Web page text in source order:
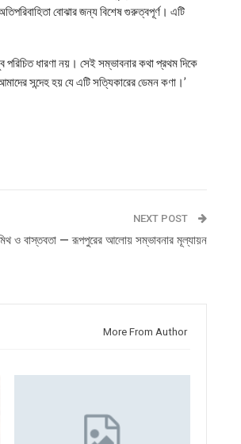
বোঝার জন্য বিশেষ গুরুত্বপূর্ণ। এটি
পরিচিত ধারণা নয়। সেই সম্ভাবনার কথা প্রথম দিকে
সন্দেহ হয় যে এটি সত্যিকারের ডেমন কণা।’
NEXT POST
ও বাস্তবতা — রূপপুরের আলোয় সম্ভাবনার মূল্যায়ন
More From Author